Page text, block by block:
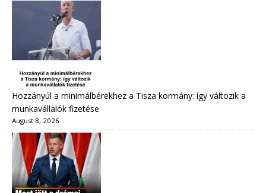
Hozzányúl a minimálbérekhez a Tisza kormány: így változik a
munkavállalók fizetése
August 8, 2026